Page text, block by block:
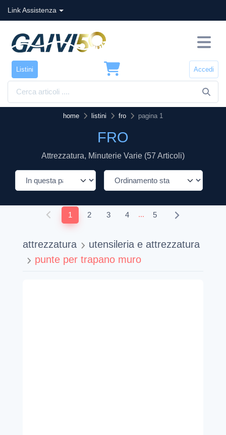
Link Assistenza
Listini Accedi
home listini fro pagina 1
FRO
Attrezzatura, Minuterie Varie (57 Articoli)
1 2 3 4 ... 5
attrezzatura
utensileria e attrezzatura
punte per trapano muro